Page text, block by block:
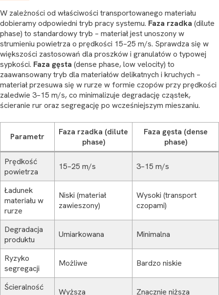
W zależności od właściwości transportowanego materiału
dobieramy odpowiedni tryb pracy systemu. Faza rzadka (dilute
phase) to standardowy tryb – materiał jest unoszony w
strumieniu powietrza o prędkości 15–25 m/s. Sprawdza się w
większości zastosowań dla proszków i granulatów o typowej
sypkości. Faza gęsta (dense phase, low velocity) to
zaawansowany tryb dla materiałów delikatnych i kruchych –
materiał przesuwa się w rurze w formie czopów przy prędkości
zaledwie 3–15 m/s, co minimalizuje degradację cząstek,
ścieranie rur oraz segregację po wcześniejszym mieszaniu.
Parametr
Faza rzadka (dilute
phase)
Faza gęsta (dense
phase)
Prędkość
powietrza
15–25 m/s 3–15 m/s
Ładunek
materiału w
rurze
Niski (materiał
zawieszony)
Wysoki (transport
czopami)
Degradacja
produktu
Umiarkowana Minimalna
Ryzyko
segregacji
Możliwe Bardzo niskie
Ścieralność
Wyższa Znacznie niższa